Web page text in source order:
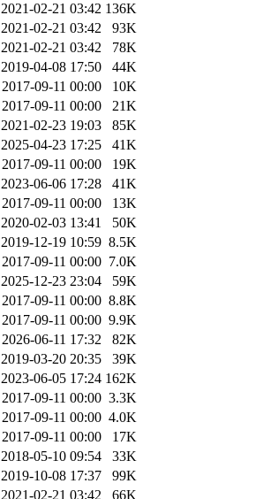
2021-02-21 03:42 136K
2021-02-21 03:42
93K
2021-02-21 03:42
78K
2019-04-08 17:50
44K
2017-09-11 00:00
10K
2017-09-11 00:00
21K
2021-02-23 19:03
85K
2025-04-23 17:25
41K
2017-09-11 00:00
19K
2023-06-06 17:28
41K
2017-09-11 00:00
13K
2020-02-03 13:41
50K
2019-12-19 10:59 8.5K
2017-09-11 00:00 7.0K
2025-12-23 23:04
59K
2017-09-11 00:00 8.8K
2017-09-11 00:00 9.9K
2026-06-11 17:32
82K
2019-03-20 20:35
39K
2023-06-05 17:24 162K
2017-09-11 00:00 3.3K
2017-09-11 00:00 4.0K
2017-09-11 00:00
17K
2018-05-10 09:54
33K
2019-10-08 17:37
99K
2021-02-21 03:42
66K